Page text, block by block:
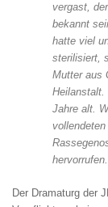
vergast,
bekannt
hatte viel
sterilisiert,
Mutter aus
Jahre alt.
Der Dramaturg der